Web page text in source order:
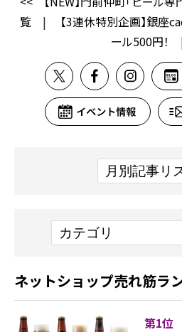
覧|
【3連休特別企画】銀座
ール500円！
ネットショップ売れ筋ラ
第1位